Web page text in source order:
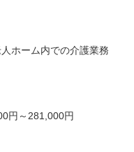
ホーム内での介護業務
円～281,000円